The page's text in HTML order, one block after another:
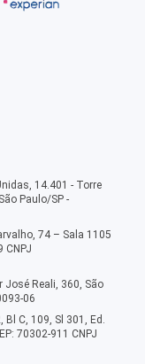
14.401 - Torre
Paulo/SP -
74 – Sala 1105
CNPJ
José Reali, 360, São
06
C, 109, Sl 301, Ed.
70302-911 CNPJ